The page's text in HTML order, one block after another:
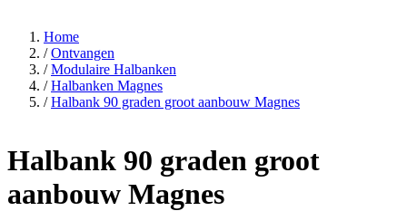
Home
/ Ontvangen
/ Modulaire Halbanken
/ Halbanken Magnes
/ Halbank 90 graden groot aanbouw Magnes
Halbank 90 graden groot
aanbouw Magnes